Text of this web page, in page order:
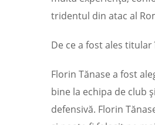
tridentul din atac al
De ce a fost ales
Florin Tănase a fost
bine la echipa de club
defensivă. Florin